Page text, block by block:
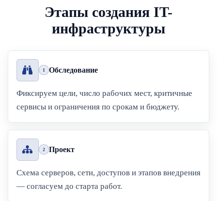
Этапы создания IT-
инфраструктуры
1 Обследование
Фиксируем цели, число рабочих мест, критичные
сервисы и ограничения по срокам и бюджету.
2 Проект
Схема серверов, сети, доступов и этапов внедрения
— согласуем до старта работ.